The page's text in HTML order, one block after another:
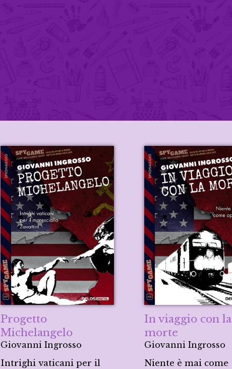
Progetto
Michelangelo
Giovanni Ingrosso
Intrighi vaticani per il
In viaggio con la
morte
Giovanni Ingrosso
Niente è mai come